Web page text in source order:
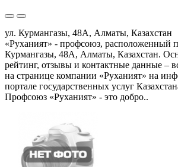
ул. Курмангазы, 48А, Алматы, Казахстан
«Руханият» - профсоюз, расположенный
Курмангазы, 48А, Алматы, Казахстан.
рейтинг, отзывы и контактные данные –
на странице компании «Руханият» на
портале государственных услуг
Профсоюз «Руханият» - это добро..